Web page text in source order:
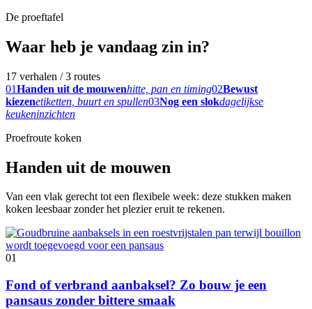
De proeftafel
Waar heb je vandaag zin in?
17 verhalen / 3 routes
01Handen uit de mouwenhitte, pan en timing02Bewust
kiezenetiketten, buurt en spullen03Nog een slokdagelijkse
keukeninzichten
Proefroute koken
Handen uit de mouwen
Van een vlak gerecht tot een flexibele week: deze stukken maken
koken leesbaar zonder het plezier eruit te rekenen.
01
Fond of verbrand aanbaksel? Zo bouw je een
pansaus zonder bittere smaak